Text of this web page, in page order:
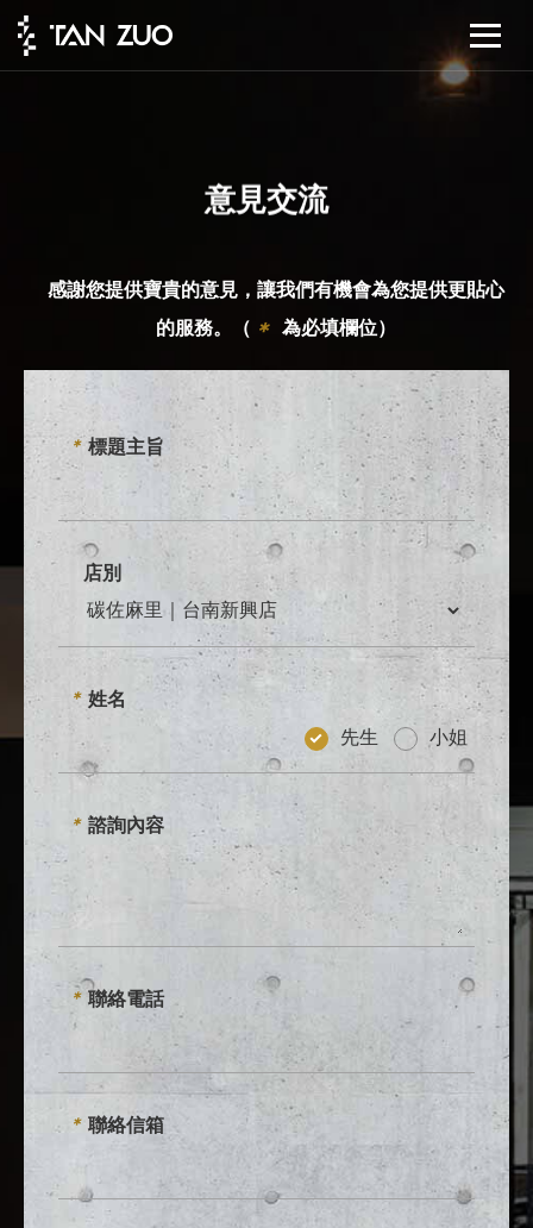
意見交流
感謝您提供寶貴的意見，讓我們有機會為您提供更貼心
的服務。（ ＊ 為必填欄位）
* 標題主旨
店別
* 姓名
先生
小姐
* 諮詢內容
* 聯絡電話
* 聯絡信箱